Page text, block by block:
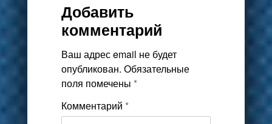
Добавить
комментарий
Ваш адрес email не будет
опубликован. Обязательные
поля помечены *
Комментарий *